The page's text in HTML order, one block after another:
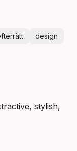
design
stylish,